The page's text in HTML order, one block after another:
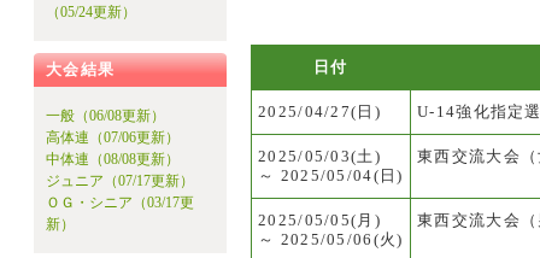
（05/24更新）
大会結果
一般（06/08更新）
高体連（07/06更新）
中体連（08/08更新）
ジュニア（07/17更新）
ＯＧ・シニア（03/17更
新）
日付
2025/04/27(日) U-14強化指定
2025/05/03(土)
～ 2025/05/04(日)
東西交流大会
2025/05/05(月)
～ 2025/05/06(火)
東西交流大会